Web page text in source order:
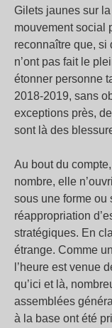
Gilets jaunes sur
mouvement social
reconnaître que, si
n’ont pas fait le
étonner personne
2018-2019, sans
exceptions près,
sont là des
Au bout du
nombre, elle
sous une forme ou
réappropriation
stratégiques. En
étrange. Comme
l’heure est venue
qu’ici et là,
assemblées
à la base ont été